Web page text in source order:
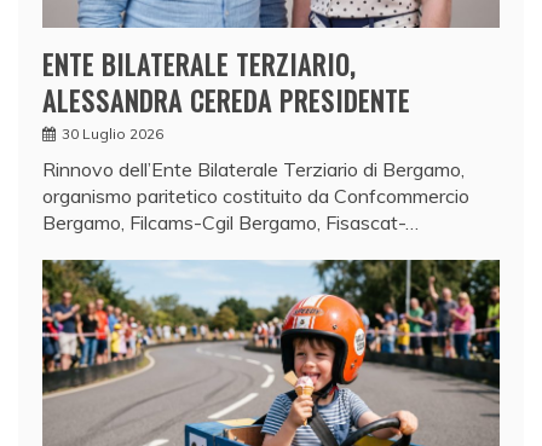
ENTE BILATERALE TERZIARIO,
ALESSANDRA CEREDA PRESIDENTE
30 Luglio 2026
Rinnovo dell’Ente Bilaterale Terziario di Bergamo,
organismo paritetico costituito da Confcommercio
Bergamo, Filcams-Cgil Bergamo, Fisascat-…